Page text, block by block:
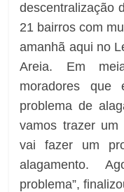
descentralização
21 bairros com
amanhã aqui no
Areia. Em
moradores que
problema de
vamos trazer um
vai fazer um
alagamento.
problema”,